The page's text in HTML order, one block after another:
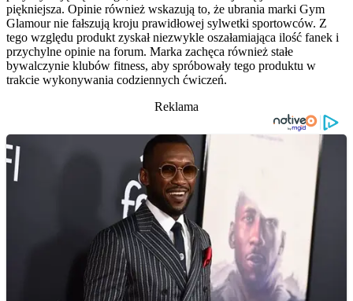
piękniejsza. Opinie również wskazują to, że ubrania marki Gym
Glamour nie fałszują kroju prawidłowej sylwetki sportowców. Z
tego względu produkt zyskał niezwykle oszałamiająca ilość fanek i
przychylne opinie na forum. Marka zachęca również stałe
bywalczynie klubów fitness, aby spróbowały tego produktu w
trakcie wykonywania codziennych ćwiczeń.
Reklama